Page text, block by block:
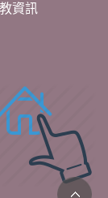
資訊